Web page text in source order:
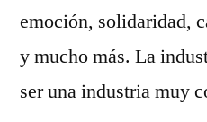
emoción, solidaridad,
y mucho más. La
ser una industria muy